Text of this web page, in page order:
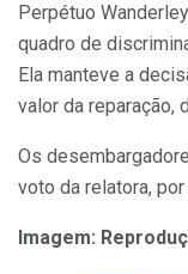
Perpétuo
quadro de
Ela manteve a
valor da reparação,
Os
voto da relatora,
Imagem: